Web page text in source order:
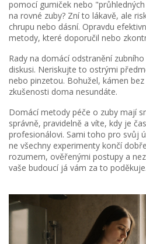
pomocí gumiček nebo
na rovné zuby? Zní to lákavě, ale
chrupu nebo dásní. Opravdu
metody, které doporučil nebo
Rady na domácí odstranění
diskusi. Neriskujte to ostrými
nebo pinzetou. Bohužel, kámen
zkušenosti doma nesundáte.
Domácí metody péče o zuby mají
správně, pravidelně a víte, kdy je
profesionálovi. Sami toho pro svůj
ne všechny experimenty končí
rozumem, ověřenými postupy a
vaše budoucí já vám za to poděkuje.